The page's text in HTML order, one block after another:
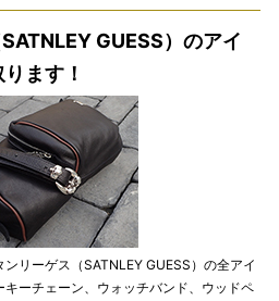
GUESS）のアイ
ます！
リーゲス（SATNLEY GUESS）の全アイ
ーチェーン、ウォッチバンド、ウッドペ